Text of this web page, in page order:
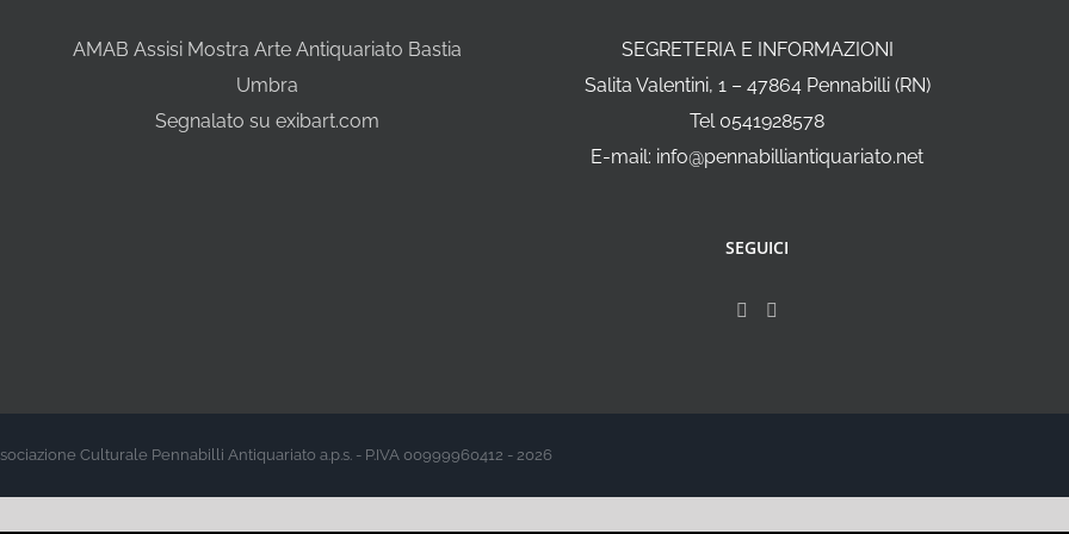
AMAB Assisi Mostra Arte Antiquariato Bastia
Umbra
Segnalato su exibart.com
SEGRETERIA E INFORMAZIONI
Salita Valentini, 1 – 47864 Pennabilli (RN)
Tel 0541928578
E-mail: info@pennabilliantiquariato.net
SEGUICI
Culturale Pennabilli Antiquariato a.p.s. - P.IVA 00999960412 - 2026